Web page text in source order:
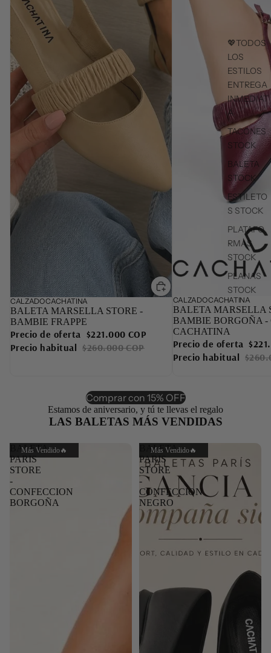
💖TODOS
LOS
ESTILOS
ENTREGA
INMEDIAT
A
TACONES
STOCK
BALETA
STOCK
ESTILETO
S STOCK
PLATAFO
RMAS
STOCK
PLANAS
STOCK
Oferta
CALZADO CACHATINA
BALETA MARSELLA STORE -
BAMBIE FRAPPE
Precio de oferta $221.000 COP
Precio habitual $260.000 COP
Oferta
CALZADO CACHATINA
BALETA MARSELLA
BAMBIE BORGOÑA
CACHATINA
Precio de oferta
Precio habitual
Comprar con 15% OFF
Estamos de aniversario, y tú te llevas el regalo
LAS BALETAS MÁS VENDIDAS
Más Vendido🔥
BALETA
PARIS
STORE
-
CONFECCION
BORGOÑA
Más Vendido🔥
BALETA
PARIS
STORE
-
CONFECCION
NEGRO